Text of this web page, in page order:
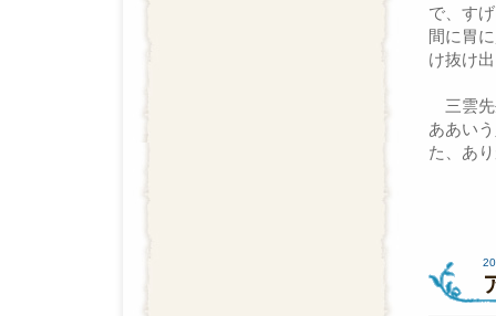
で、す
間に胃
け抜け
三雲先
ああい
た、あ